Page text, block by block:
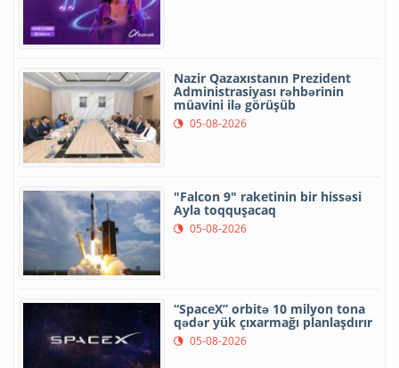
Nazir Qazaxıstanın Prezident
Administrasiyası rəhbərinin
müavini ilə görüşüb
05-08-2026
"Falcon 9" raketinin bir hissəsi
Ayla toqquşacaq
05-08-2026
“SpaceX” orbitə 10 milyon tona
qədər yük çıxarmağı planlaşdırır
05-08-2026